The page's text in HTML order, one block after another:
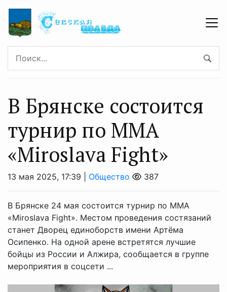
В Брянске состоится
турнир по ММА
«Miroslava Fight»
13 мая 2025, 17:39 | Общество 387
В Брянске 24 мая состоится турнир по ММА
«Miroslava Fight». Местом проведения состязаний
станет Дворец единоборств имени Артёма
Осипенко. На одной арене встретятся лучшие
бойцы из России и Алжира, сообщается в группе
мероприятия в соцсети ...